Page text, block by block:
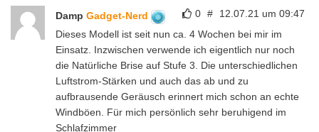
0 # 12.07.21 um 09:47
Damp Gadget-Nerd
Dieses Modell ist seit nun ca. 4 Wochen bei mir im
Einsatz. Inzwischen verwende ich eigentlich nur noch
die Natürliche Brise auf Stufe 3. Die unterschiedlichen
Luftstrom-Stärken und auch das ab und zu
aufbrausende Geräusch erinnert mich schon an echte
Windböen. Für mich persönlich sehr beruhigend im
Schlafzimmer